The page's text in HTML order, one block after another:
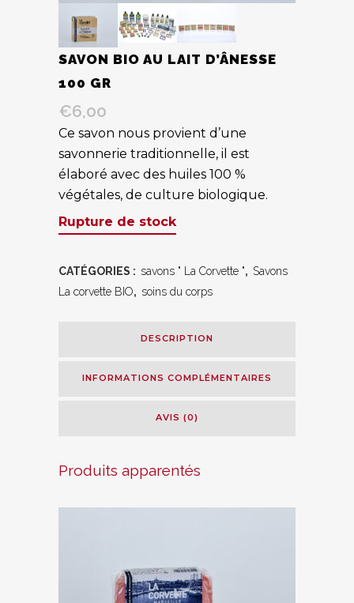
SAVON BIO AU LAIT D’ÂNESSE
100 GR
€6,00
Ce savon nous provient d’une
savonnerie traditionnelle, il est
élaboré avec des huiles 100 %
végétales, de culture biologique.
Rupture de stock
CATÉGORIES : savons " La Corvette ", Savons
La corvette BIO, soins du corps
DESCRIPTION
INFORMATIONS COMPLÉMENTAIRES
AVIS (0)
Produits apparentés